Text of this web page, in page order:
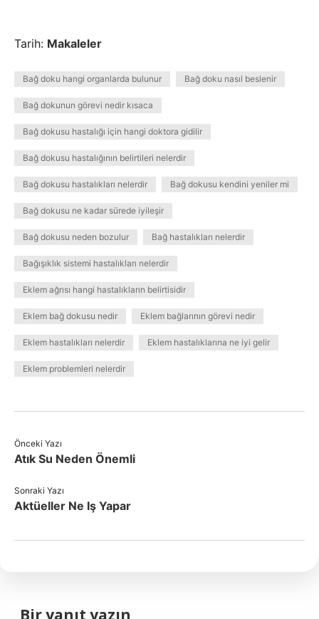
Tarih: Makaleler
Bağ doku hangi organlarda bulunur Bağ doku nasıl beslenir
Bağ dokunun görevi nedir kısaca
Bağ dokusu hastalığı için hangi doktora gidilir
Bağ dokusu hastalığının belirtileri nelerdir
Bağ dokusu hastalıkları nelerdir Bağ dokusu kendini yeniler mi
Bağ dokusu ne kadar sürede iyileşir
Bağ dokusu neden bozulur Bağ hastalıkları nelerdir
Bağışıklık sistemi hastalıkları nelerdir
Eklem ağrısı hangi hastalıkların belirtisidir
Eklem bağ dokusu nedir Eklem bağlarının görevi nedir
Eklem hastalıkları nelerdir Eklem hastalıklarına ne iyi gelir
Eklem problemleri nelerdir
Önceki Yazı
Atık Su Neden Önemli
Sonraki Yazı
Aktüeller Ne Iş Yapar
Bir yanıt yazın